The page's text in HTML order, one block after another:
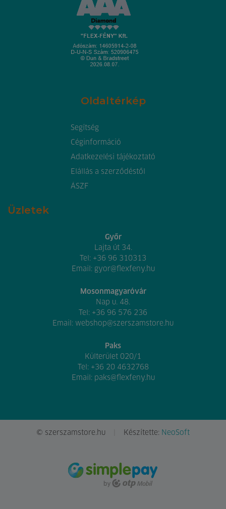
Oldaltérkép
Segítség
Céginformáció
Adatkezelési tájékoztató
Elállás a szerződéstől
ÁSZF
Üzletek
Győr
Lajta út 34.
Tel: +36 96 310313
Email: gyor@flexfeny.hu
Mosonmagyaróvár
Nap u. 48.
Tel: +36 96 576 236
Email: webshop@szerszamstore.hu
Paks
Külterület 020/1
Tel: +36 20 4632768
Email: paks@flexfeny.hu
© szerszamstore.hu Készítette: NeoSoft